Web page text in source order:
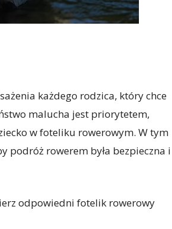
każdego rodzica, który chce
malucha jest priorytetem,
w foteliku rowerowym. W tym
podróż rowerem była bezpieczna i
odpowiedni fotelik rowerowy